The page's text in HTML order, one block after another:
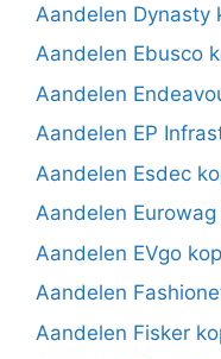
Aandelen Dynasty
Aandelen Ebusco
Aandelen
Aandelen EP
Aandelen Esdec
Aandelen Eurowag
Aandelen EVgo
Aandelen
Aandelen Fisker